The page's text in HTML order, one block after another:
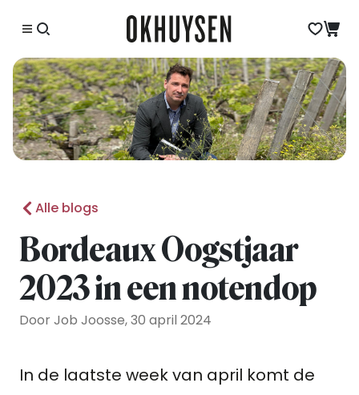
Alle blogs
Bordeaux Oogstjaar
2023 in een notendop
Door Job Joosse, 30 april 2024
In de laatste week van april komt de